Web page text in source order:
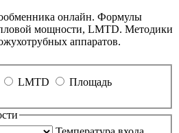
онлайн. Формулы
мощности, LMTD. Методики
аппаратов.
LMTD